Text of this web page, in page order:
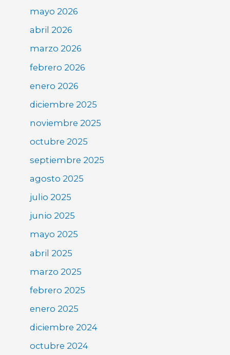
mayo 2026
abril 2026
marzo 2026
febrero 2026
enero 2026
diciembre 2025
noviembre 2025
octubre 2025
septiembre 2025
agosto 2025
julio 2025
junio 2025
mayo 2025
abril 2025
marzo 2025
febrero 2025
enero 2025
diciembre 2024
octubre 2024